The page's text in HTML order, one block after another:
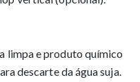
limpa e produto químico
descarte da água suja.